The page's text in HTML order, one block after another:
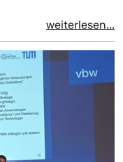
weiterlesen...